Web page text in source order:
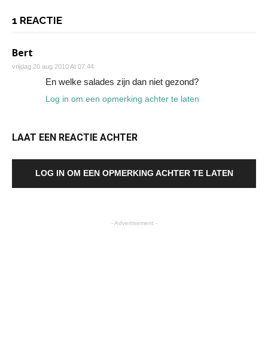
1 REACTIE
Bert
vrijdag 20 aug 2010 At 07:44
En welke salades zijn dan niet gezond?
Log in om een opmerking achter te laten
LAAT EEN REACTIE ACHTER
LOG IN OM EEN OPMERKING ACHTER TE LATEN
- Advertisement -